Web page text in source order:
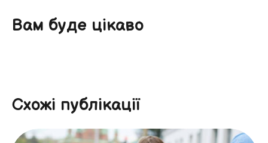
Вам буде цікаво
Схожі публікації